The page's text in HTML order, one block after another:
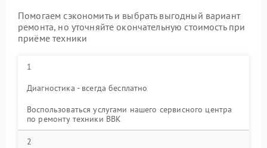
Помогаем сэкономить и выбрать выгодный вариант
ремонта, но уточняйте окончательную стоимость при
приёме техники
1
Диагностика - всегда бесплатно
Воспользоваться услугами нашего сервисного центра
по ремонту техники BBK
2